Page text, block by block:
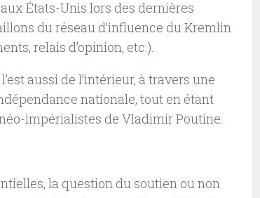
États-Unis lors des dernières
du réseau d’influence du Kremlin
relais d’opinion, etc.).
aussi de l’intérieur, à travers une
nationale, tout en étant
impérialistes de Vladimir Poutine.
la question du soutien ou non